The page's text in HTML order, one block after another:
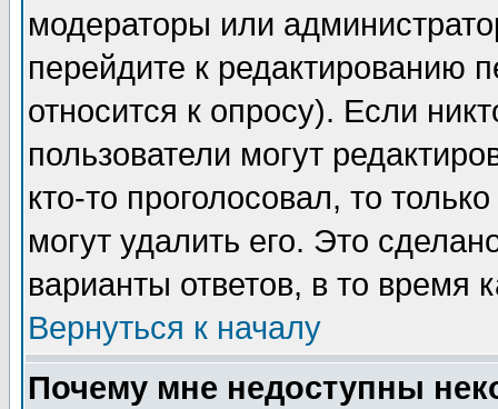
модераторы или
перейдите к редактированию
относится к опросу). Если
пользователи могут
кто-то проголосовал, то
могут удалить его. Это
варианты ответов, в то время
Вернуться к началу
Почему мне недоступны